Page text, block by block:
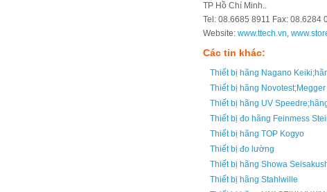
TP Hồ Chí Minh..
Tel: 08.6685 8911 Fax: 08.6284
Website: www.ttech.vn,
Các tin khác:
Thiết bị hãng Nagano
Thiết bị hãng Novotest;Megger
Thiết bị hãng UV
Thiết bị đo hãng Feinmess
Thiết bị hãng TOP Kogyo
Thiết bị đo lường
Thiết bị hãng Showa
Thiết bị hãng Stahlwille